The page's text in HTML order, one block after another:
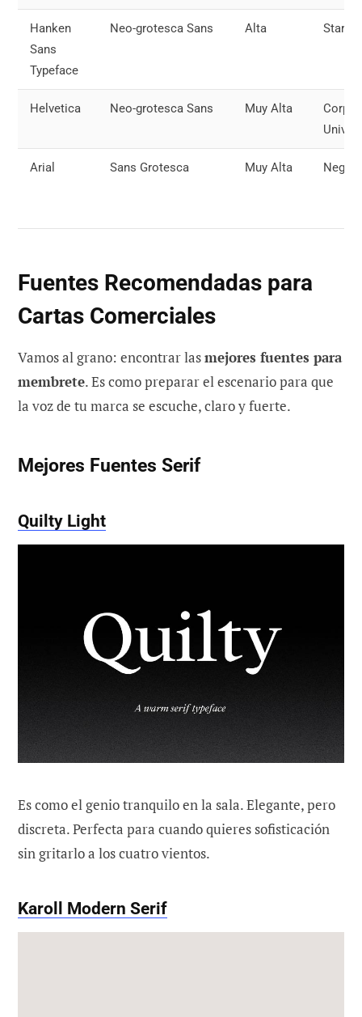
Hanken
Sans
Typeface
Neo-grotesca Sans Alta
Helvetica Neo-grotesca Sans Muy Alta
Arial Sans Grotesca Muy Alta
Fuentes Recomendadas para
Cartas Comerciales
Vamos al grano: encontrar lasmejores fuentes para
membrete. Es como preparar el escenario para que
la voz de tu marca se escuche, claro y fuerte.
Mejores Fuentes Serif
Quilty Light
Es como el genio tranquilo en la sala. Elegante, pero
discreta. Perfecta para cuando quieres sofisticación
sin gritarlo a los cuatro vientos.
Karoll Modern Serif